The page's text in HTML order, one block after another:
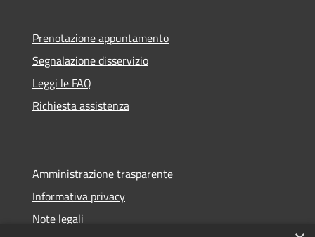
Prenotazione appuntamento
Segnalazione disservizio
Leggi le FAQ
Richiesta assistenza
Amministrazione trasparente
Informativa privacy
Note legali